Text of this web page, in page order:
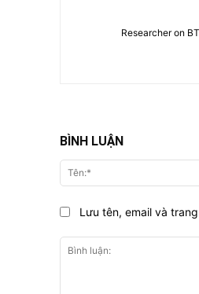
Researcher on
BÌNH LUẬN
Lưu tên, email và